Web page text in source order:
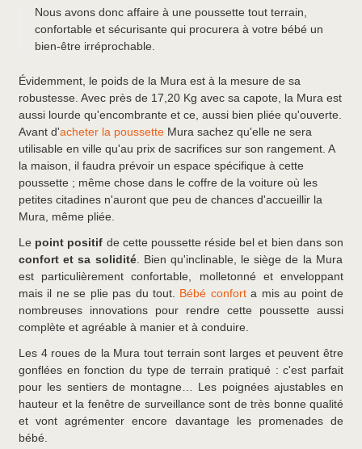
Nous avons donc affaire à une poussette tout terrain,
confortable et sécurisante qui procurera à votre bébé un
bien-être irréprochable.
Évidemment, le poids de la Mura est à la mesure de sa
robustesse. Avec près de 17,20 Kg avec sa capote, la Mura est
aussi lourde qu'encombrante et ce, aussi bien pliée qu'ouverte.
Avant d'acheter la poussette Mura sachez qu'elle ne sera
utilisable en ville qu'au prix de sacrifices sur son rangement. A
la maison, il faudra prévoir un espace spécifique à cette
poussette ; même chose dans le coffre de la voiture où les
petites citadines n'auront que peu de chances d'accueillir la
Mura, même pliée.
Le point positif de cette poussette réside bel et bien dans son
confort et sa solidité. Bien qu'inclinable, le siège de la Mura
est particulièrement confortable, molletonné et enveloppant
mais il ne se plie pas du tout. Bébé conforta mis au point de
nombreuses innovations pour rendre cette poussette aussi
complète et agréable à manier et à conduire.
Les 4 roues de la Mura tout terrain sont larges et peuvent être
gonflées en fonction du type de terrain pratiqué : c'est parfait
pour les sentiers de montagne… Les poignées ajustables en
hauteur et la fenêtre de surveillance sont de très bonne qualité
et vont agrémenter encore davantage les promenades de
bébé.